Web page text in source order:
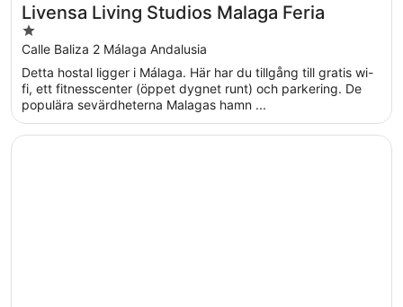
Livensa Living Studios Malaga Feria
1
out
of
5
Calle Baliza 2 Málaga Andalusia
Detta hostal ligger i Málaga. Här har du tillgång till gratis wi-
fi, ett fitnesscenter (öppet dygnet runt) och parkering. De
populära sevärdheterna Malagas hamn ...
Öppnas i ett nytt fönster
Four Points Flex by Sheraton Malaga Centre